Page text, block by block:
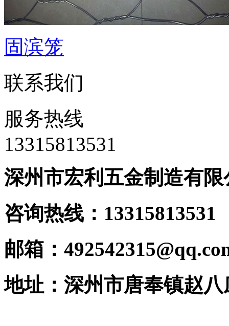
固滨笼
联系我们
服务热线
‭13315813531
深州市宏利五金制造有限
咨询热线：
邮箱：
地址：深州市唐奉镇赵